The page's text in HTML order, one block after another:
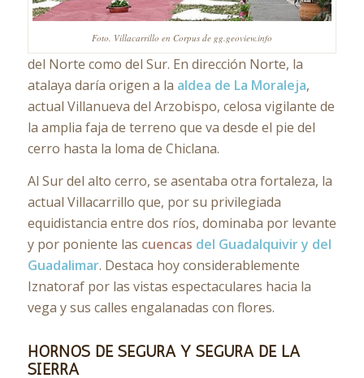
Foto. Villacarrillo en Corpus de gg.geoview.info
del Norte como del Sur. En dirección Norte, la
atalaya daría origen a la aldea de La Moraleja,
actual Villanueva del Arzobispo, celosa vigilante de
la amplia faja de terreno que va desde el pie del
cerro hasta la loma de Chiclana.
Al Sur del alto cerro, se asentaba otra fortaleza, la
actual Villacarrillo que, por su privilegiada
equidistancia entre dos ríos, dominaba por levante
y por poniente las cuencas del Guadalquivir y del
Guadalimar. Destaca hoy considerablemente
Iznatoraf por las vistas espectaculares hacia la
vega y sus calles engalanadas con flores.
HORNOS DE SEGURA Y SEGURA DE LA
SIERRA